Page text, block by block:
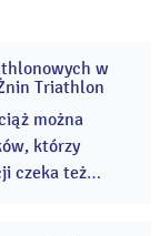
04
sie
w
Triathlon
można
którzy
czeka też